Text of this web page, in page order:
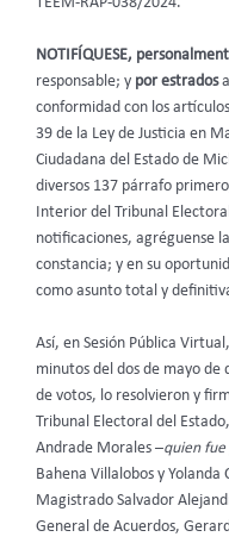
NOTIFÍQUESE,
responsable; y por estradosa
conformidad con los
39 de la Ley de Justicia en
Ciudadana del Estado de
diversos 137 párrafo
Interior del Tribunal
notificaciones, agréguense
constancia; y en su
como asunto total y
Así, en Sesión Pública
minutos del dos de mayo
de votos, lo resolvieron y
Tribunal Electoral del
Andrade Morales –quien
Bahena Villalobos y Yolanda
Magistrado Salvador
General de Acuerdos,